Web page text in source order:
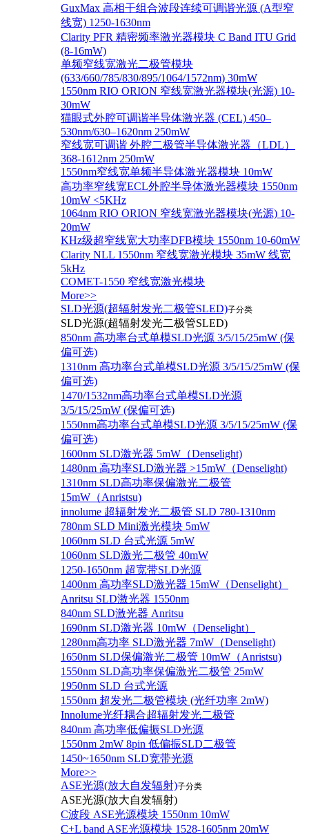
GuxMax 高相干组合波段连续可调谐光源 (A型窄
线宽) 1250-1630nm
Clarity PFR 精密频率激光器模块 C Band ITU Grid
(8-16mW)
单频窄线宽激光二极管模块
(633/660/785/830/895/1064/1572nm) 30mW
1550nm RIO ORION 窄线宽激光器模块(光源) 10-
30mW
猫眼式外腔可调谐半导体激光器 (CEL) 450–
530nm/630–1620nm 250mW
窄线宽可调谐 外腔二极管半导体激光器（LDL）
368-1612nm 250mW
1550nm窄线宽单频半导体激光器模块 10mW
高功率窄线宽ECL外腔半导体激光器模块 1550nm
10mW <5KHz
1064nm RIO ORION 窄线宽激光器模块(光源) 10-
20mW
KHz级超窄线宽大功率DFB模块 1550nm 10-60mW
Clarity NLL 1550nm 窄线宽激光模块 35mW 线宽
5kHz
COMET-1550 窄线宽激光模块
More>>
SLD光源(超辐射发光二极管SLED)子分类
SLD光源(超辐射发光二极管SLED)
850nm 高功率台式单模SLD光源 3/5/15/25mW (保
偏可选)
1310nm 高功率台式单模SLD光源 3/5/15/25mW (保
偏可选)
1470/1532nm高功率台式单模SLD光源
3/5/15/25mW (保偏可选)
1550nm高功率台式单模SLD光源 3/5/15/25mW (保
偏可选)
1600nm SLD激光器 5mW（Denselight)
1480nm 高功率SLD激光器 >15mW（Denselight)
1310nm SLD高功率保偏激光二极管
15mW（Anristsu)
innolume 超辐射发光二极管 SLD 780-1310nm
780nm SLD Mini激光模块 5mW
1060nm SLD 台式光源 5mW
1060nm SLD激光二极管 40mW
1250-1650nm 超宽带SLD光源
1400nm 高功率SLD激光器 15mW（Denselight）
Anritsu SLD激光器 1550nm
840nm SLD激光器 Anritsu
1690nm SLD激光器 10mW（Denselight）
1280nm高功率 SLD激光器 7mW（Denselight)
1650nm SLD保偏激光二极管 10mW（Anristsu)
1550nm SLD高功率保偏激光二极管 25mW
1950nm SLD 台式光源
1550nm 超发光二极管模块 (光纤功率 2mW)
Innolume光纤耦合超辐射发光二极管
840nm 高功率低偏振SLD光源
1550nm 2mW 8pin 低偏振SLD二极管
1450~1650nm SLD宽带光源
More>>
ASE光源(放大自发辐射)子分类
ASE光源(放大自发辐射)
C波段 ASE光源模块 1550nm 10mW
C+L band ASE光源模块 1528-1605nm 20mW